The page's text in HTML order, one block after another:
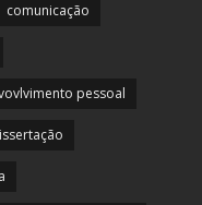
comunicação
pessoal